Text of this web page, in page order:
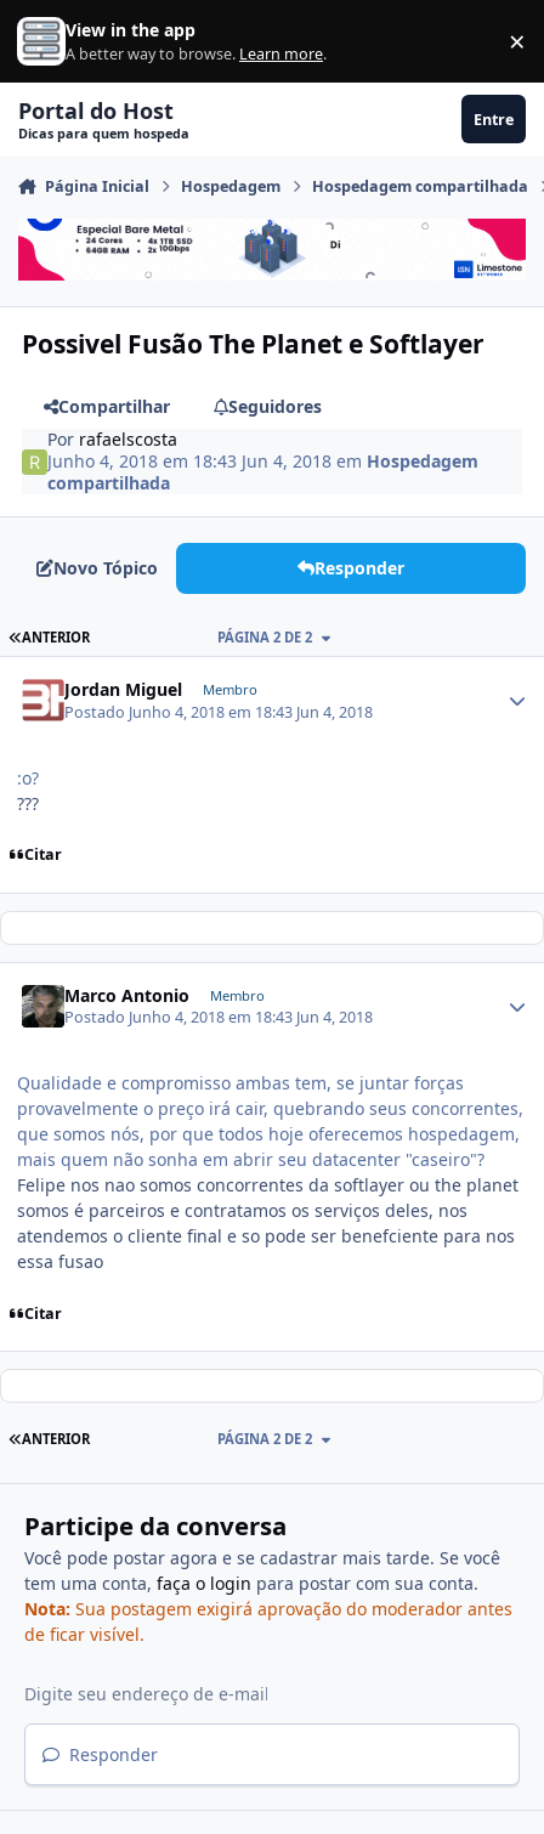
Ir para conteúdo
View in the app
A better way to browse. Learn more. ×
Portal do Host
Dicas para quem hospeda
Entre
Página Inicial Hospedagem Hospedagem compartilhada
Possivel Fusão The Planet e Softlayer
Compartilhar
Seguidores
Por rafaelscosta
Junho 4, 2018 em 18:43 Jun 4, 2018 em Hospedagem
compartilhada
Novo Tópico Responder
ANTERIOR PÁGINA 2 DE 2
Jordan Miguel Membro
Postado Junho 4, 2018 em 18:43 Jun 4, 2018
:o?
???
Citar
Marco Antonio Membro
Postado Junho 4, 2018 em 18:43 Jun 4, 2018
Qualidade e compromisso ambas tem, se juntar forças
provavelmente o preço irá cair, quebrando seus concorrentes,
que somos nós, por que todos hoje oferecemos hospedagem,
mais quem não sonha em abrir seu datacenter "caseiro"?
Felipe nos nao somos concorrentes da softlayer ou the planet
somos é parceiros e contratamos os serviços deles, nos
atendemos o cliente final e so pode ser benefciente para nos
essa fusao
Citar
ANTERIOR PÁGINA 2 DE 2
Participe da conversa
Você pode postar agora e se cadastrar mais tarde. Se você
tem uma conta, faça o login para postar com sua conta.
Nota: Sua postagem exigirá aprovação do moderador antes
de ficar visível.
Responder